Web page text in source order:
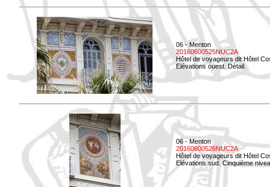
06 - Menton
20160600525NUC2A
Hôtel de voyageurs dit Hôtel
Elévations ouest. Détail.
06 - Menton
20160600526NUC2A
Hôtel de voyageurs dit Hôtel
Elévations sud. Cinquième